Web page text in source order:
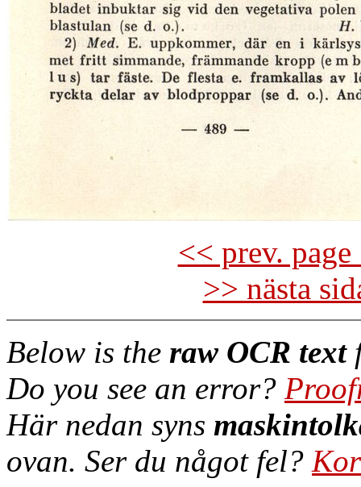
<< prev.
>> nästa
Below is the raw OCR text
Do you see an error?
Här nedan syns
ovan. Ser du något fel?